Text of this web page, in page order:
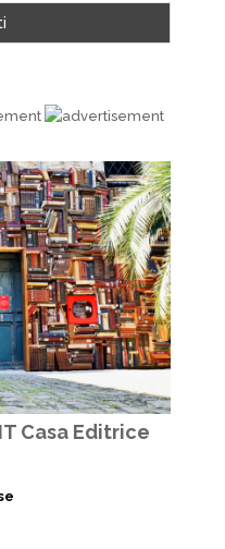
Casa Editrice